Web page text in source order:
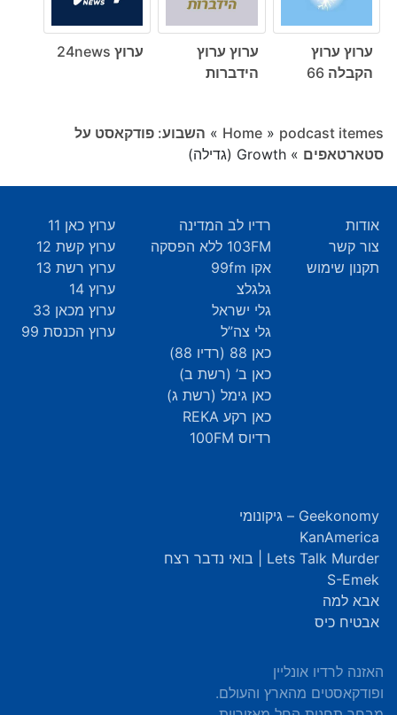
ערוץ ערוץ
הקבלה 66
ערוץ ערוץ
הידברות
ערוץ 24news
Home » podcast itemes
» השבוע: פודקאסט על
סטארטאפים » Growth (גדילה)
אודות
צור קשר
תקנון שימוש
רדיו לב המדינה
103FM ללא הפסקה
אקו 99fm
גלגלצ
גלי ישראל
גלי צה”ל
כאן 88 (רדיו 88)
כאן ב’ (רשת ב)
כאן גימל (רשת ג)
כאן רקע REKA
רדיוס 100FM
ערוץ כאן 11
ערוץ קשת 12
ערוץ רשת 13
ערוץ 14
ערוץ מכאן 33
ערוץ הכנסת 99
Geekonomy – גיקונומי
KanAmerica
Lets Talk Murder | בואי נדבר רצח
S-Emek
אבא למה
אבטיח כיס
האזנה לרדיו אונליין
ופודקאסטים מהארץ והעולם.